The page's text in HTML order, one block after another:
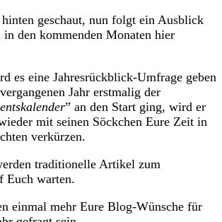
geschaut, nun folgt ein Ausblick
in den kommenden Monaten hier
es eine Jahresrückblick-Umfrage geben
Jahr erstmalig der
” an den Start ging, wird er
mit seinen Söckchen Eure Zeit in
verkürzen.
traditionelle Artikel zum
Euch warten.
einmal mehr Eure Blog-Wünsche für